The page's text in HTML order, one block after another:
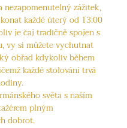
nezapomenutelný zážitek,
každé úterý od 13:00
je čaj tradičně spojen s
vy si můžete vychutnat
obřad kdykoliv během
každé stolování trvá
světa s naším
plným
dobrot.